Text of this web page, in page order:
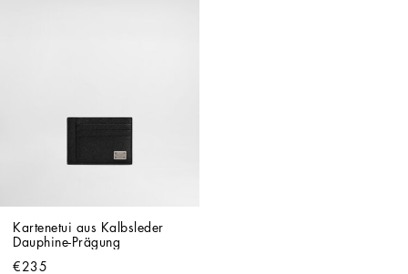
Kartenetui aus Kalbsleder
Dauphine-Prägung
€235